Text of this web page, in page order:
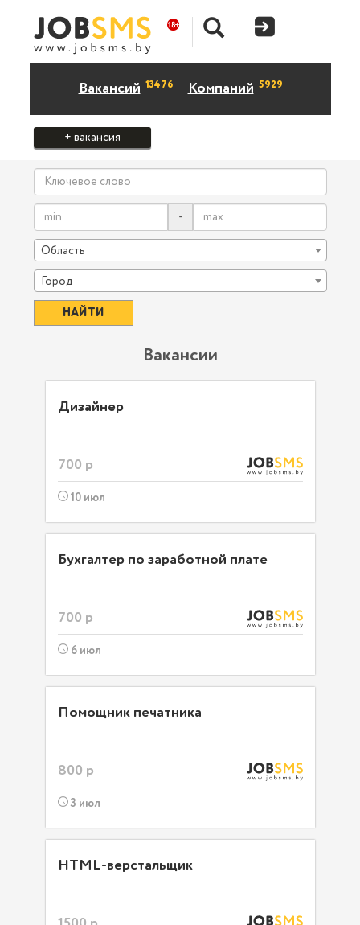
Вакансий 13476 Компаний 5929
+ вакансия
-
Область
Город
Вакансии
Дизайнер
700 р
10 июл
Бухгалтер по заработной плате
700 р
6 июл
Помощник печатника
800 р
3 июл
HTML-верстальщик